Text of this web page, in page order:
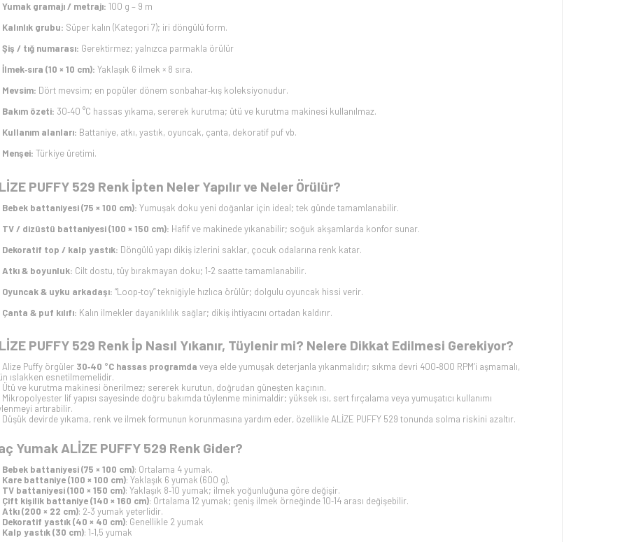
Yumak gramajı / metrajı: 100 g – 9 m
Kalınlık grubu: Süper kalın (Kategori 7); iri döngülü form.
Şiş / tığ numarası: Gerektirmez; yalnızca parmakla örülür
İlmek‑sıra (10 × 10 cm): Yaklaşık 6 ilmek × 8 sıra.
Mevsim: Dört mevsim; en popüler dönem sonbahar‑kış koleksiyonudur.
Bakım özeti: 30‑40 °C hassas yıkama, sererek kurutma; ütü ve kurutma makinesi kullanılmaz.
Kullanım alanları: Battaniye, atkı, yastık, oyuncak, çanta, dekoratif puf vb.
Menşei: Türkiye üretimi.
PUFFY 529 Renk İpten Neler Yapılır ve Neler Örülür?
Bebek battaniyesi (75 × 100 cm): Yumuşak doku yeni doğanlar için ideal; tek günde tamamlanabilir.
TV / dizüstü battaniyesi (100 × 150 cm): Hafif ve makinede yıkanabilir; soğuk akşamlarda konfor sunar.
Dekoratif top / kalp yastık: Döngülü yapı dikiş izlerini saklar, çocuk odalarına renk katar.
Atkı & boyunluk: Cilt dostu, tüy bırakmayan doku; 1‑2 saatte tamamlanabilir.
Oyuncak & uyku arkadaşı: “Loop‑toy” tekniğiyle hızlıca örülür; dolgulu oyuncak hissi verir.
Çanta & puf kılıfı: Kalın ilmekler dayanıklılık sağlar; dikiş ihtiyacını ortadan kaldırır.
PUFFY 529 Renk İp Nasıl Yıkanır, Tüylenir mi? Nelere Dikkat Edilmesi Gerekiyor?
Alize Puffy örgüler 30‑40 °C hassas programda veya elde yumuşak deterjanla yıkanmalıdır; sıkma devri 400‑800 RPM’i aşmamalı,
ıslakken esnetilmemelidir.
Ütü ve kurutma makinesi önerilmez; sererek kurutun, doğrudan güneşten kaçının.
Mikropolyester lif yapısı sayesinde doğru bakımda tüylenme minimaldir; yüksek ısı, sert fırçalama veya yumuşatıcı kullanımı
artırabilir.
Düşük devirde yıkama, renk ve ilmek formunun korunmasına yardım eder, özellikle ALİZE PUFFY 529 tonunda solma riskini azaltır.
Yumak ALİZE PUFFY 529 Renk Gider?
Bebek battaniyesi (75 × 100 cm): Ortalama 4 yumak.
Kare battaniye (100 × 100 cm): Yaklaşık 6 yumak (600 g).
TV battaniyesi (100 × 150 cm): Yaklaşık 8‑10 yumak; ilmek yoğunluğuna göre değişir.
Çift kişilik battaniye (140 × 160 cm): Ortalama 12 yumak; geniş ilmek örneğinde 10‑14 arası değişebilir.
Atkı (200 × 22 cm): 2‑3 yumak yeterlidir.
Dekoratif yastık (40 × 40 cm): Genellikle 2 yumak
Kalp yastık (30 cm): 1‑1,5 yumak